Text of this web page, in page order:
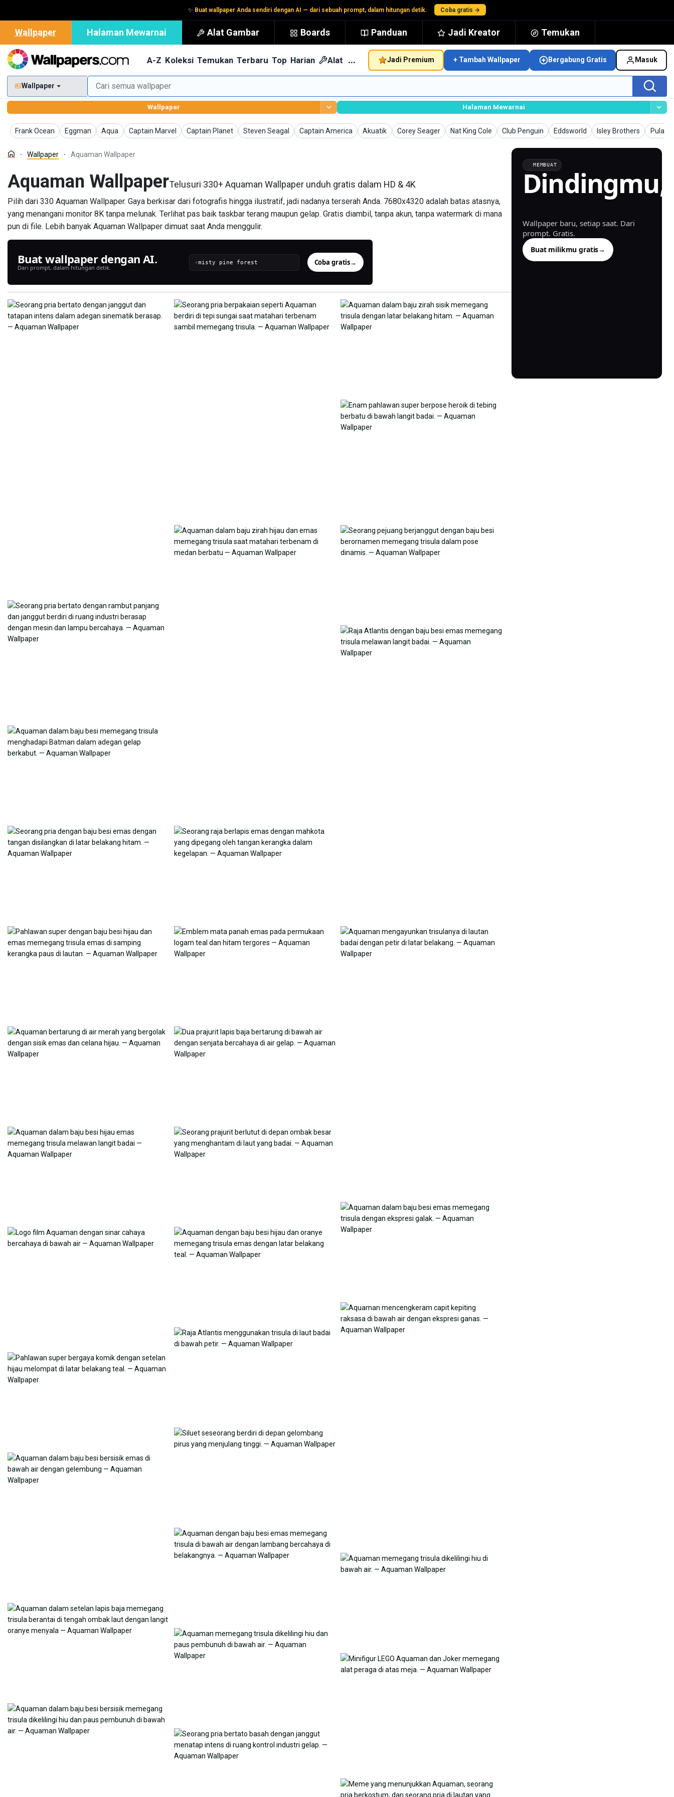
✨ Buat wallpaper Anda sendiri dengan AI — dari sebuah prompt, dalam hitungan detik. Coba gratis →
Wallpaper Halaman Mewarnai Alat Gambar Boards Panduan Jadi Kreator Temukan
A-Z Koleksi Temukan Terbaru Top Harian Alat … Jadi Premium + Tambah Wallpaper Bergabung Gratis Masuk
Wallpaper
Wallpaper Halaman Mewarnai
Frank Ocean
Wallpaper Eggman
Wallpaper Aqua
WallpaperCaptain Marvel
Wallpaper Captain Planet
Wallpaper Steven Seagal
Wallpaper Captain America
Wallpaper Akuatik
Wallpaper Corey Seager
Wallpaper Nat King Cole
Wallpaper Club Penguin
Wallpaper Eddsworld
Wallpaper Isley Brothers
Wallpaper Pulau
Wallpaper Aquaman Wallpaper
Aquaman WallpaperTelusuri 330+ Aquaman Wallpaper unduh gratis dalam HD & 4K
Pilih dari 330 Aquaman Wallpaper. Gaya berkisar dari fotografis hingga ilustratif, jadi nadanya terserah Anda. 7680x4320 adalah batas atasnya,
yang menangani monitor 8K tanpa melunak. Terlihat pas baik taskbar terang maupun gelap. Gratis diambil, tanpa akun, tanpa watermark di mana
pun di file. Lebih banyak Aquaman Wallpaper dimuat saat Anda menggulir.
Buat wallpaper dengan AI.
Dari prompt, dalam hitungan detik.
› Coba gratis→
MEMBUAT
Dindingmu,
Wallpaper baru, setiap saat. Dari
prompt. Gratis.
Buat milikmu gratis→